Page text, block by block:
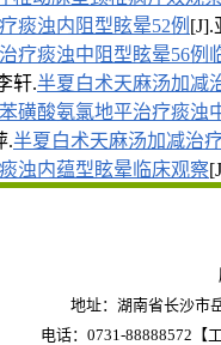
痰浊内阻型眩晕52例 [J].
疗痰浊中阻型眩晕56例
轩.半夏白术天麻汤加减
磺酸氨氯地平治疗痰浊
.半夏白术天麻汤加减治
浊内蕴型眩晕临床观察
地址：湖南省长沙市
电话：0731-88888572【